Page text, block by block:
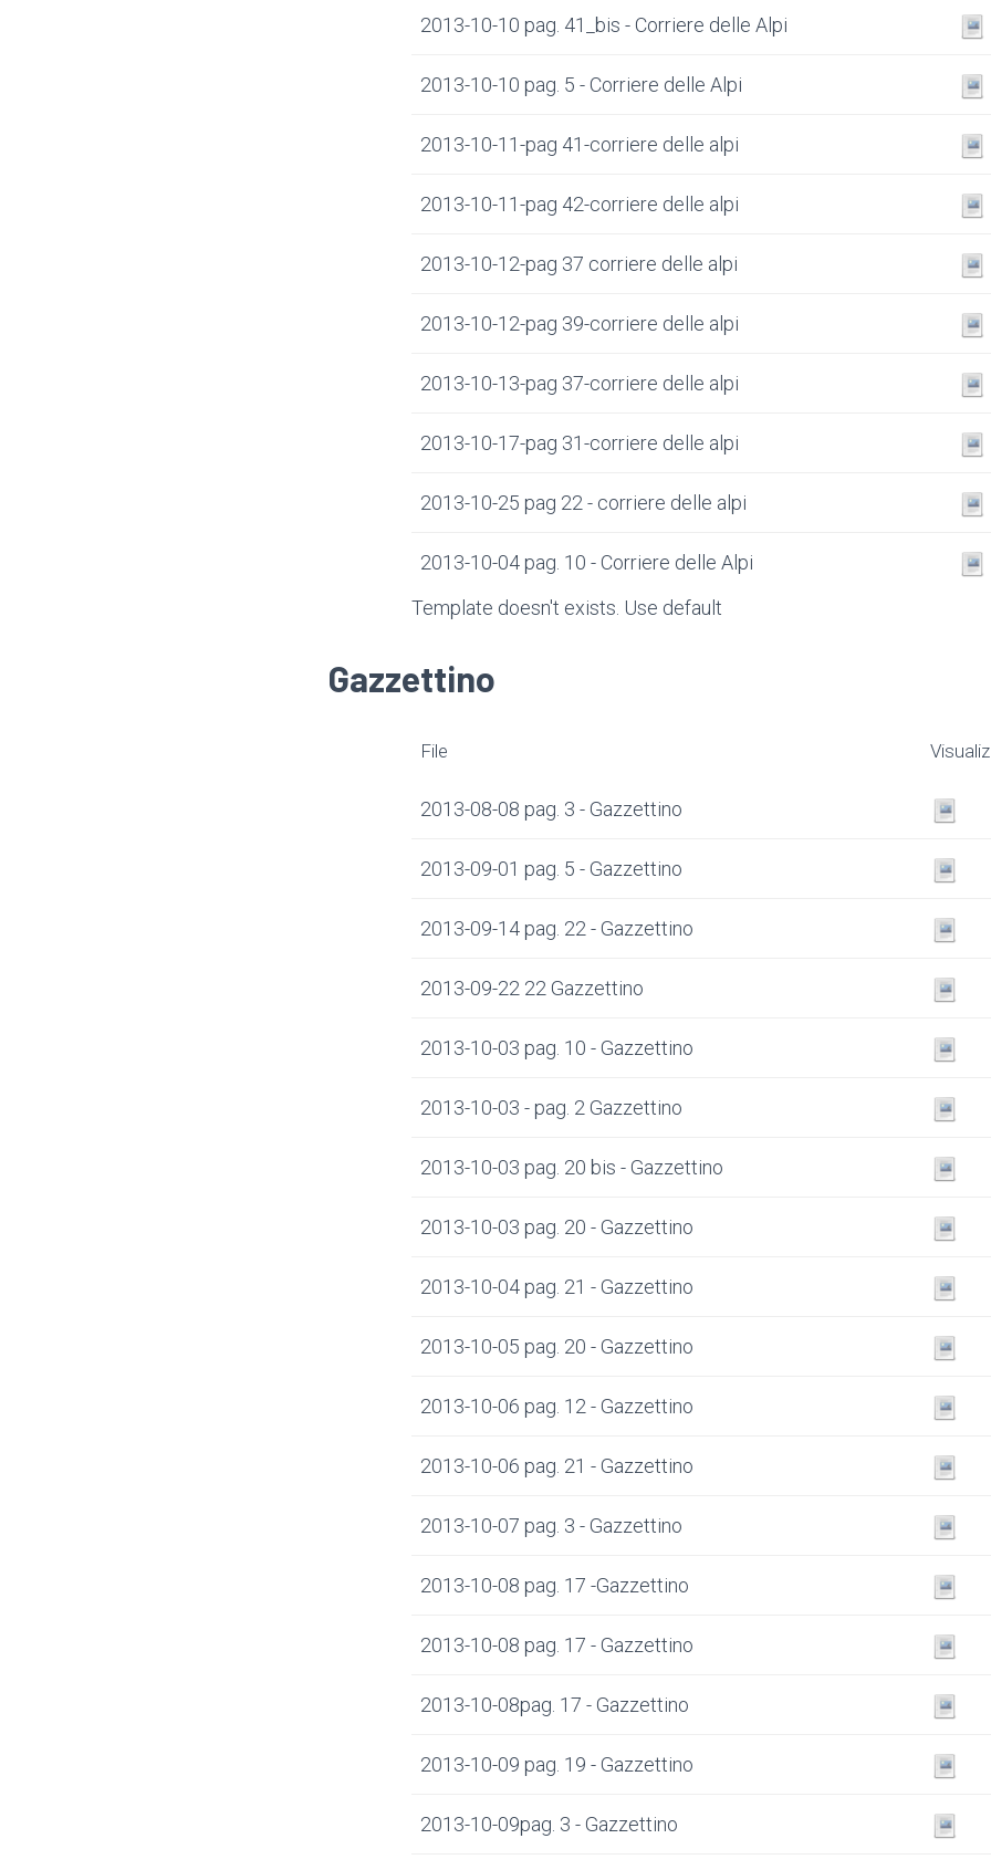
2013-10-10 pag. 41_bis - Corriere delle Alpi
2013-10-10 pag. 5 - Corriere delle Alpi
2013-10-11-pag 41-corriere delle alpi
2013-10-11-pag 42-corriere delle alpi
2013-10-12-pag 37 corriere delle alpi
2013-10-12-pag 39-corriere delle alpi
2013-10-13-pag 37-corriere delle alpi
2013-10-17-pag 31-corriere delle alpi
2013-10-25 pag 22 - corriere delle alpi
2013-10-04 pag. 10 - Corriere delle Alpi
Template doesn't exists. Use default
Gazzettino
File
2013-08-08 pag. 3 - Gazzettino
2013-09-01 pag. 5 - Gazzettino
2013-09-14 pag. 22 - Gazzettino
2013-09-22 22 Gazzettino
2013-10-03 pag. 10 - Gazzettino
2013-10-03 - pag. 2 Gazzettino
2013-10-03 pag. 20 bis - Gazzettino
2013-10-03 pag. 20 - Gazzettino
2013-10-04 pag. 21 - Gazzettino
2013-10-05 pag. 20 - Gazzettino
2013-10-06 pag. 12 - Gazzettino
2013-10-06 pag. 21 - Gazzettino
2013-10-07 pag. 3 - Gazzettino
2013-10-08 pag. 17 -Gazzettino
2013-10-08 pag. 17 - Gazzettino
2013-10-08pag. 17 - Gazzettino
2013-10-09 pag. 19 - Gazzettino
2013-10-09pag. 3 - Gazzettino